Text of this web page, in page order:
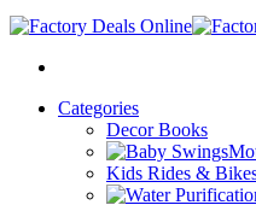
Categories
Decor Books
Kids Rides &